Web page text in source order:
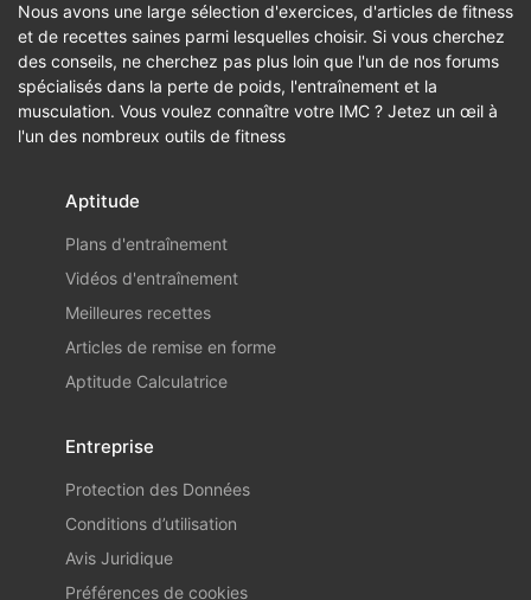
Nous avons une large sélection d'exercices, d'articles de fitness
et de recettes saines parmi lesquelles choisir. Si vous cherchez
des conseils, ne cherchez pas plus loin que l'un de nos forums
spécialisés dans la perte de poids, l'entraînement et la
musculation. Vous voulez connaître votre IMC ? Jetez un œil à
l'un des nombreux outils de fitness
Aptitude
Plans d'entraînement
Vidéos d'entraînement
Meilleures recettes
Articles de remise en forme
Aptitude Calculatrice
Entreprise
Protection des Données
Conditions d’utilisation
Avis Juridique
Préférences de cookies